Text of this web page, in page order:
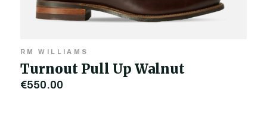
RM WILLIAMS
Turnout Pull Up Walnut
€550,00